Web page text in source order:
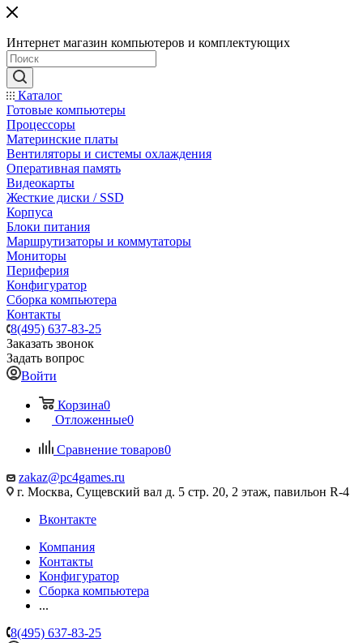
Интернет магазин компьютеров и комплектующих
Каталог
Готовые компьютеры
Процессоры
Материнские платы
Вентиляторы и системы охлаждения
Оперативная память
Видеокарты
Жесткие диски / SSD
Корпуса
Блоки питания
Маршрутизаторы и коммутаторы
Мониторы
Периферия
Конфигуратор
Сборка компьютера
Контакты
8(495) 637-83-25
Заказать звонок
Задать вопрос
Войти
Корзина0
Отложенные0
Сравнение товаров0
zakaz@pc4games.ru
г. Москва, Сущевский вал д. 5 стр. 20, 2 этаж, павильон R-4
Вконтакте
Компания
Контакты
Конфигуратор
Сборка компьютера
...
8(495) 637-83-25